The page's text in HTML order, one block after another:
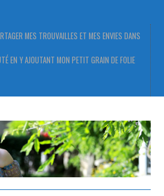
MES TROUVAILLES ET MES ENVIES DANS
EN Y AJOUTANT MON PETIT GRAIN DE FOLIE